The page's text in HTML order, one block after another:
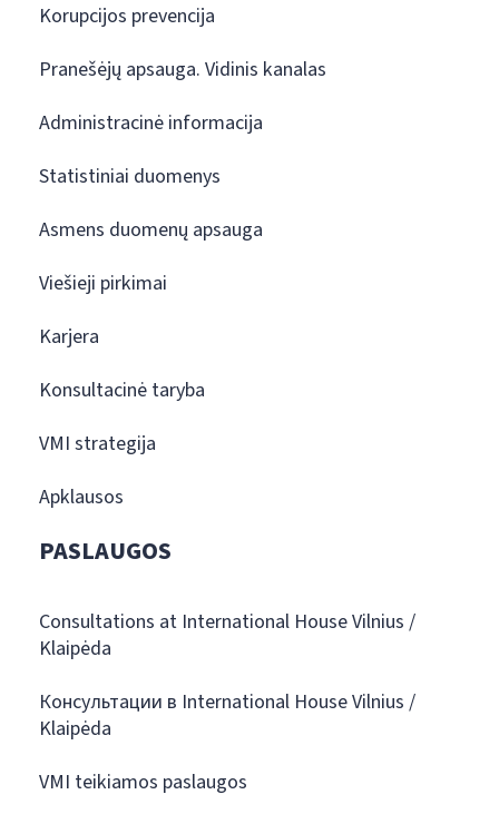
Korupcijos prevencija
Pranešėjų apsauga. Vidinis kanalas
Administracinė informacija
Statistiniai duomenys
Asmens duomenų apsauga
Viešieji pirkimai
Karjera
Konsultacinė taryba
VMI strategija
Apklausos
PASLAUGOS
Consultations at International House Vilnius /
Klaipėda
Консультации в International House Vilnius /
Klaipėda
VMI teikiamos paslaugos